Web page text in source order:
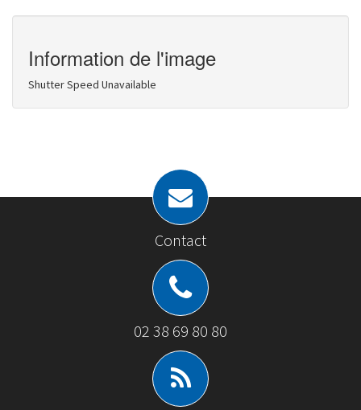
Information de l'image
Shutter Speed Unavailable
Contact
02 38 69 80 80